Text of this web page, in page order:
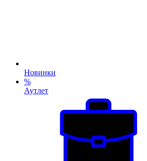
Новинки
%
Аутлет